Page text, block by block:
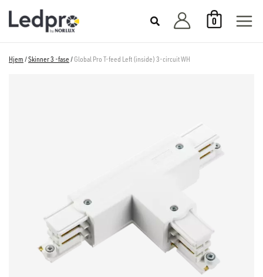
rett
0
Hjem /Skinner 3 -fase / Global Pro T-feed Left (inside) 3-circuit WH